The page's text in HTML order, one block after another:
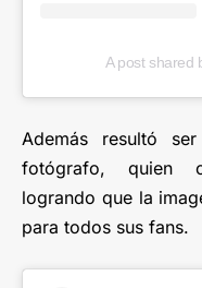
A post shared
Además resultó
fotógrafo, quien
logrando que la
para todos sus fans.